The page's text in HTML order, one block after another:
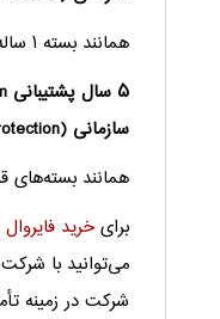
همانند بسته ۱ ساله با مدت زمان بیشتر.
سازمانی (Enterprise Protection):
همانند بسته‌های
برایخرید
می‌توانید با شرکت
شرکت در زمینه